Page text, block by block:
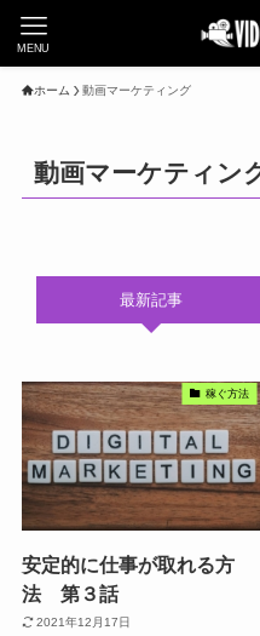
MENU
ホーム 動画マーケティング
動画マーケティン
最新記事
稼ぐ方法
安定的に仕事が取れる方
法 第３話
2021年12月17日